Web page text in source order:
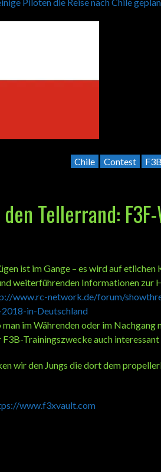
Chile Contest F3B
Tellerrand:
ist im Gange – es wird auf etlichen
weiterführenden Informationen
www.rc-network.de/forum/
in-Deutschland
im Währenden oder im Nachgang
Trainingszwecke auch interessant
wir den Jungs die dort dem
www.f3xvault.com